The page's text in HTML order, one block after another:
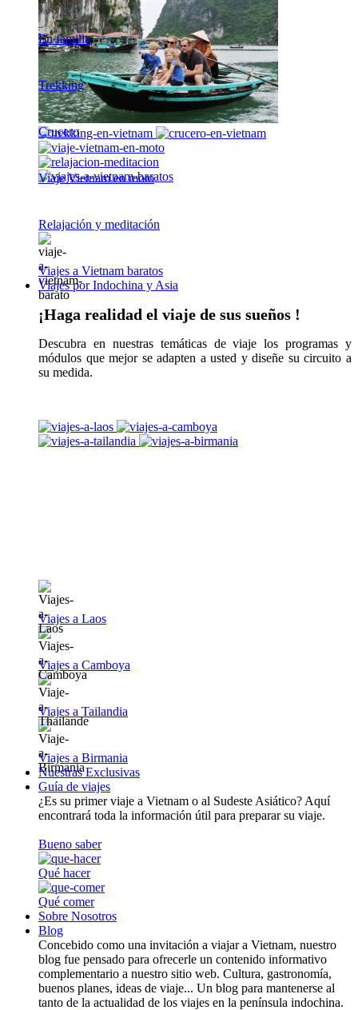
En familia
Trekking
Crucero
Viaje Vietnam en moto
Relajación y meditación
Viajes a Vietnam baratos
Viajes por Indochina y Asia
¡Haga realidad el viaje de sus sueños !
Descubra en nuestras temáticas de viaje los programas y
módulos que mejor se adapten a usted y diseñe su circuito a
su medida.
Viajes a Laos
Viajes a Camboya
Viajes a Tailandia
Viajes a Birmania
Nuestras Exclusivas
Guía de viajes
¿Es su primer viaje a Vietnam o al Sudeste Asiático? Aquí
encontrará toda la información útil para preparar su viaje.
Bueno saber
Qué hacer
Qué comer
Sobre Nosotros
Blog
Concebido como una invitación a viajar a Vietnam, nuestro
blog fue pensado para ofrecerle un contenido informativo
complementario a nuestro sitio web. Cultura, gastronomía,
buenos planes, ideas de viaje... Un blog para mantenerse al
tanto de la actualidad de los viajes en la península indochina.